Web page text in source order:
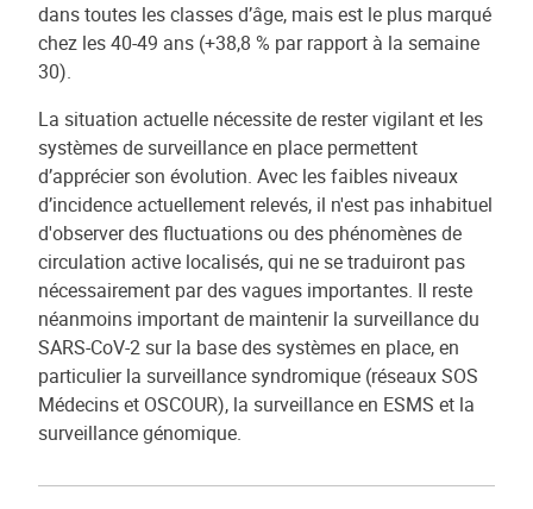
dans toutes les classes d’âge, mais est le plus marqué
chez les 40-49 ans (+38,8 % par rapport à la semaine
30).
La situation actuelle nécessite de rester vigilant et les
systèmes de surveillance en place permettent
d’apprécier son évolution. Avec les faibles niveaux
d’incidence actuellement relevés, il n'est pas inhabituel
d'observer des fluctuations ou des phénomènes de
circulation active localisés, qui ne se traduiront pas
nécessairement par des vagues importantes. Il reste
néanmoins important de maintenir la surveillance du
SARS-CoV-2 sur la base des systèmes en place, en
particulier la surveillance syndromique (réseaux SOS
Médecins et OSCOUR), la surveillance en ESMS et la
surveillance génomique.